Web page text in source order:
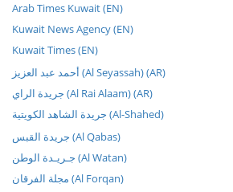
Arab Times Kuwait (EN)
Kuwait News Agency (EN)
Kuwait Times (EN)
أحمد عبد العزيز (Al Seyassah) (AR)
جريدة الراي (Al Rai Alaam) (AR)
جريدة الشاهد الكويتية (Al-Shahed)
جريدة القبس (Al Qabas)
جـريـدة الوطن (Al Watan)
مجلة الفرقان (Al Forqan)